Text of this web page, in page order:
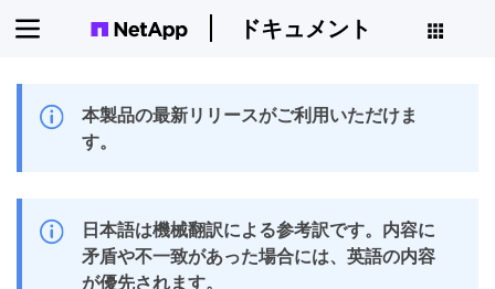
ドキュメント
本製品の最新リリースがご利用いただけま
す。
日本語は機械翻訳による参考訳です。内容に
矛盾や不一致があった場合には、英語の内容
が優先されます。